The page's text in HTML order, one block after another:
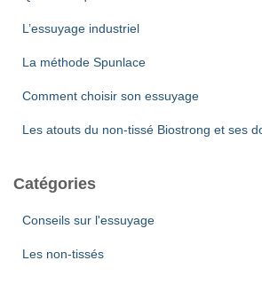
L’essuyage industriel
La méthode Spunlace
Comment choisir son essuyage
Les atouts du non-tissé Biostrong et ses
Catégories
Conseils sur l'essuyage
Les non-tissés